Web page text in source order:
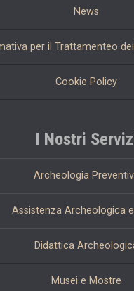
News
per il Trattamenteo
Cookie Policy
I Nostri
Archeologia
Assistenza Archeologica
Didattica
Musei e Mostre